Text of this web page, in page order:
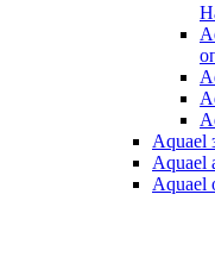
Aquael
Aquael
Aquael